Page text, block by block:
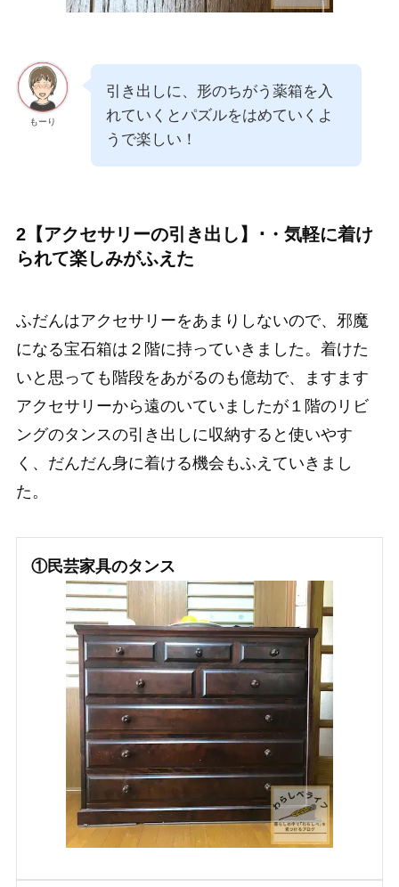
もーり
引き出しに、形のちがう薬箱を入
れていくとパズルをはめていくよ
うで楽しい！
2【アクセサリーの引き出し】･・気軽に着け
られて楽しみがふえた
ふだんはアクセサリーをあまりしないので、邪魔
になる宝石箱は２階に持っていきました。着けた
いと思っても階段をあがるのも億劫で、ますます
アクセサリーから遠のいていましたが１階のリビ
ングのタンスの引き出しに収納すると使いやす
く、だんだん身に着ける機会もふえていきまし
た。
①民芸家具のタンス